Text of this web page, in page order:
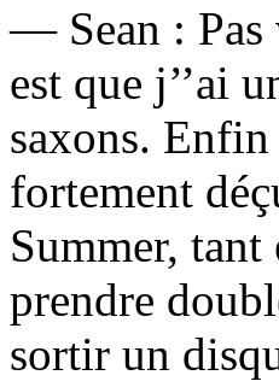
— Sean : Pas
est que j’’ai
saxons.
fortement
Summer, tant
prendre
sortir un